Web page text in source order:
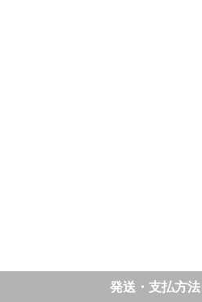
発送・支払方法